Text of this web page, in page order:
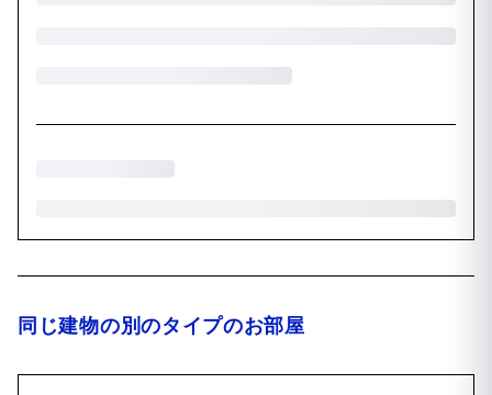
同じ建物の別のタイプのお部屋